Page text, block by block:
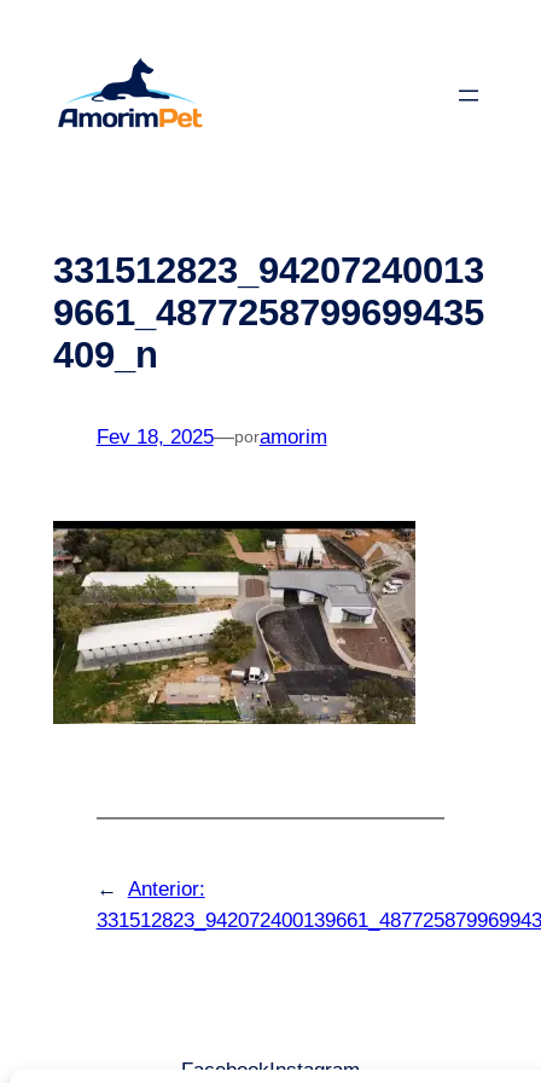
conteúdo
331512823_94207240013
9661_4877258799699435
409_n
Fev 18, 2025—poramorim
←
Anterior:
FacebookInstagram